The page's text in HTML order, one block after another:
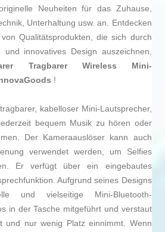
Neuheiten für das Zuhause,
Unterhaltung usw. an. Entdecken
Qualitätsprodukten, die sich durch
und innovatives Design auszeichnen,
Tragbarer Wireless Mini-
!
kabelloser Mini-Lautsprecher,
bequem Musik zu hören oder
Der Kameraauslöser kann auch
verwendet werden, um Selfies
Er verfügt über ein eingebautes
Aufgrund seines Designs
und vielseitige Mini-Bluetooth-
in der Tasche mitgeführt und verstaut
und nur wenig Platz einnimmt. Wenn